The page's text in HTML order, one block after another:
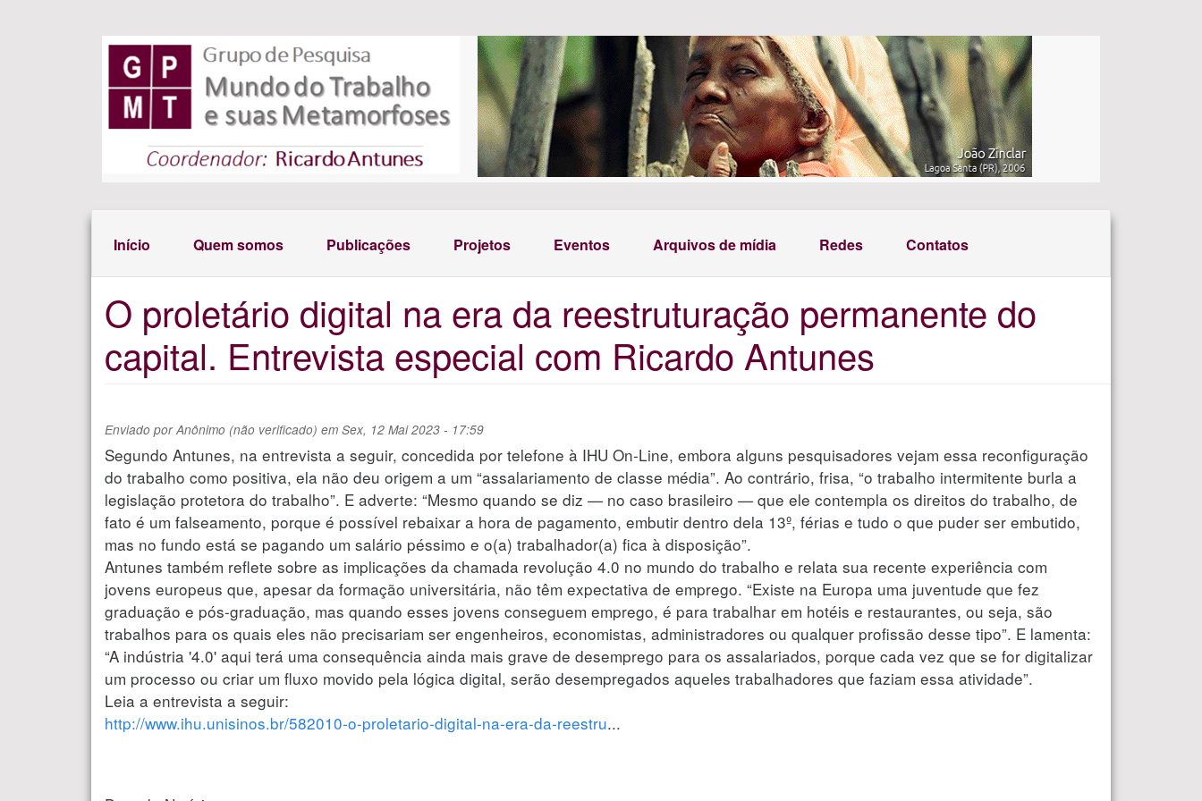
Pular para o conteúdo principal
Início Quem somos Publicações Projetos Eventos Arquivos de mídia Redes Contatos
O proletário digital na era da reestruturação permanente do
capital. Entrevista especial com Ricardo Antunes
Enviado porAnônimo (não verificado) em Sex, 12 Mai 2023 - 17:59
Segundo Antunes, na entrevista a seguir, concedida por telefone à IHU On-Line, embora alguns pesquisadores vejam essa reconfiguração
do trabalho como positiva, ela não deu origem a um “assalariamento de classe média”. Ao contrário, frisa, “o trabalho intermitente burla a
legislação protetora do trabalho”. E adverte: “Mesmo quando se diz — no caso brasileiro — que ele contempla os direitos do trabalho, de
fato é um falseamento, porque é possível rebaixar a hora de pagamento, embutir dentro dela 13º, férias e tudo o que puder ser embutido,
mas no fundo está se pagando um salário péssimo e o(a) trabalhador(a) fica à disposição”.
Antunes também reflete sobre as implicações da chamada revolução 4.0 no mundo do trabalho e relata sua recente experiência com
jovens europeus que, apesar da formação universitária, não têm expectativa de emprego. “Existe na Europa uma juventude que fez
graduação e pós-graduação, mas quando esses jovens conseguem emprego, é para trabalhar em hotéis e restaurantes, ou seja, são
trabalhos para os quais eles não precisariam ser engenheiros, economistas, administradores ou qualquer profissão desse tipo”. E lamenta:
“A indústria '4.0' aqui terá uma consequência ainda mais grave de desemprego para os assalariados, porque cada vez que se for digitalizar
um processo ou criar um fluxo movido pela lógica digital, serão desempregados aqueles trabalhadores que faziam essa atividade”.
Leia a entrevista a seguir:
http://www.ihu.unisinos.br/582010-o-proletario-digital-na-era-da-reestru...